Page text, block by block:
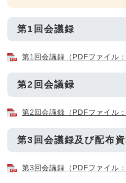
第1回会議録
第1回会議録（PDFファイル：
第2回会議録
第2回会議録（PDFファイル：
第3回会議録及び配布
第3回会議録（PDFファイル：